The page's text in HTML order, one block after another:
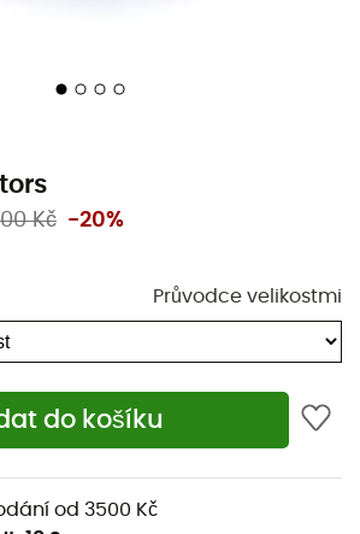
Kč -20%
Průvodce velikostmi
do košíku
od 3500 Kč
nanod značkySidas. Perfektní pro
dne na lyžích nebo túry v
ochrana Sidaszmírní vaše různé